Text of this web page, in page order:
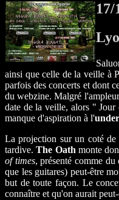
17/
ainsi que celle de la veille à
parfois des concerts et dont
du webzine. Malgré
date de la veille, alors " Jour
manque d'aspiration à l'
La projection sur un coté
tardive.The Oath monte
of times, présenté comme du
que les guitares) peut-être
but de toute façon. Le
connaître et qu'on aurait